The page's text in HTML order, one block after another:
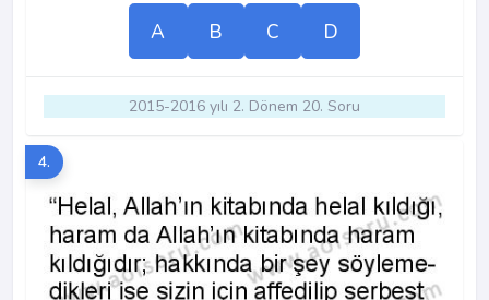
A B C D
2015-2016 yılı 2. Dönem 20. Soru
4.